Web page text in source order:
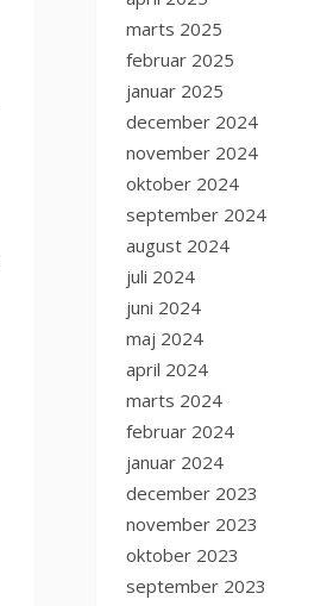
marts 2025
februar 2025
januar 2025
december 2024
november 2024
oktober 2024
september 2024
august 2024
juli 2024
juni 2024
maj 2024
april 2024
marts 2024
februar 2024
januar 2024
december 2023
november 2023
oktober 2023
september 2023